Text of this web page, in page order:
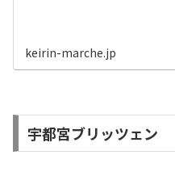
keirin-marche.jp
宇都宮ブリッツェン